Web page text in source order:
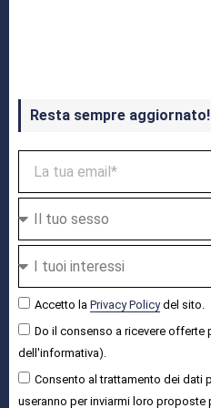
Resta sempre aggiornato!
Accetto la Privacy Policydel sito.
Do il consenso a ricevere offerte
dell'informativa).
Consento al trattamento dei dati
useranno per inviarmi loro